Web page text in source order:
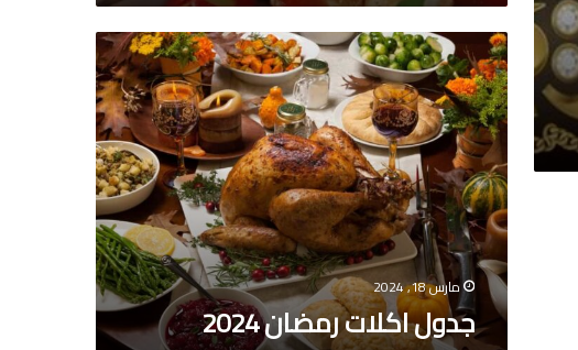
جدول
اكلات
رمضان
2024
مارس 18, 2024
جدول اكلات رمضان 2024